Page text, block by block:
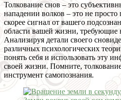
Толкование снов – это
нападении волков – это не
скорее сигнал от вашего
области вашей жизни, требующие
Анализируя детали своего
различных психологических
понять себя и использовать эту
своей жизни. Помните,
инструмент самопознания.